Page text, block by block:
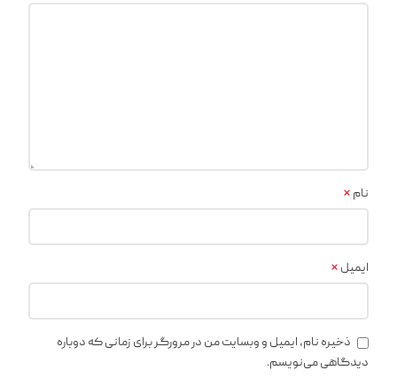
نام *
ایمیل *
ذخیره نام، ایمیل و وبسایت من در مرورگر برای زمانی که دوباره
دیدگاهی می‌نویسم.